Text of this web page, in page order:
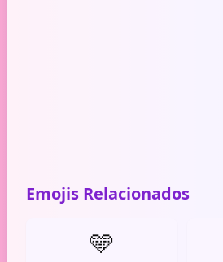
Emojis Relacionados
🩵